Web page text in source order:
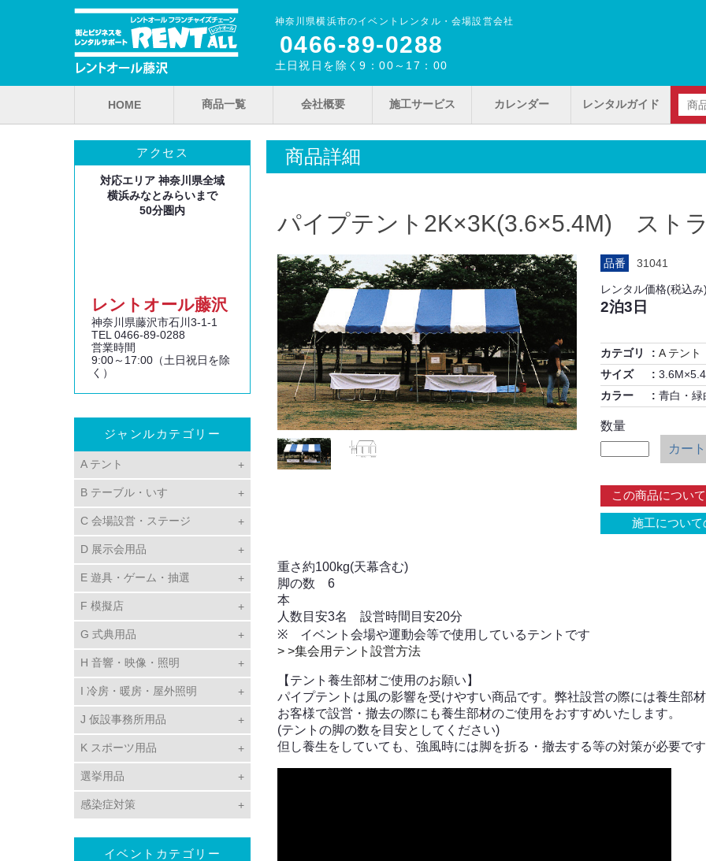
神奈川県横浜市のイベントレンタル・会場設営会社
0466‐89‐0288
土日祝日を除く9：00～17：00
HOME 商品一覧 会社概要 施工サービス カレンダー レンタルガイド
アクセス
対応エリア 神奈川県全域
横浜みなとみらいまで
50分圏内
レントオール藤沢
神奈川県藤沢市石川3‐1‐1
TEL 0466‐89‐0288
営業時間
9:00～17:00（土日祝日を除
く）
ジャンルカテゴリー
A テント
B テーブル・いす
C 会場設営・ステージ
D 展示会用品
E 遊具・ゲーム・抽選
F 模擬店
G 式典用品
H 音響・映像・照明
I 冷房・暖房・屋外照明
J 仮設事務所用品
K スポーツ用品
選挙用品
感染症対策
イベントカテゴリー
商品詳細
パイプテント2K×3K(3.6×5.4M) スト
品番 31041
レンタル価格(税込み
2泊3日
カテゴリ A テント
サイズ
カラー
青白・緑
数量
カー
この商品につい
施工について
重さ約100kg(天幕含む)
脚の数 6
本 ※
人数目安3名 設営時間目安20分
※ イベント会場や運動会等で使用しているテントです
> >集会用テント設営方法
【テント養生部材ご使用のお願い】
パイプテントは風の影響を受けやすい商品です。弊社設営の際には養生部
お客様で設営・撤去の際にも養生部材のご使用をおすすめいたします。
(テントの脚の数を目安としてください)
但し養生をしていても、強風時には脚を折る・撤去する等の対策が必要で